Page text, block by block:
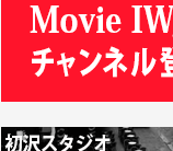
ASAKO TAKAESU 様
マシオン恵美香 様
平野智生 様
徳山匡 様